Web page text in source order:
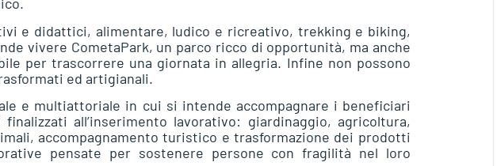
e didattici, alimentare, ludico e ricreativo, trekking e biking,
vivere CometaPark, un parco ricco di opportunità, ma anche
per trascorrere una giornata in allegria. Infine non possono
ed artigianali.
e multiattoriale in cui si intende accompagnare i beneficiari
all’inserimento lavorativo: giardinaggio, agricoltura,
accompagnamento turistico e trasformazione dei prodotti
pensate per sostenere persone con fragilità nel loro